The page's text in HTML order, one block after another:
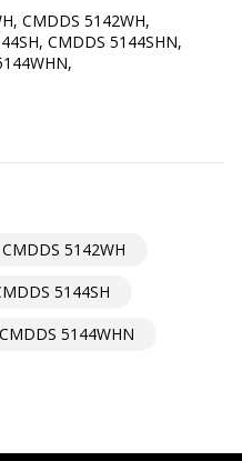
CMDDS 5142WH,
CMDDS 5144SHN,
CMDDS 5142WH
5144SH
CMDDS 5144WHN